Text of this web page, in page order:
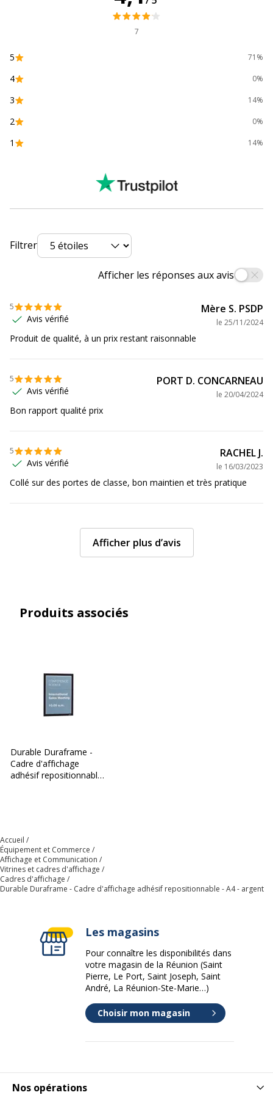
4005546406039
Référence produit fabricant
Dimensions et poids
Hauteur
236 mm
7
5 71%
4 0%
3 14%
2 0%
1 14%
Filtrer
Afficher les réponses aux avis
5
Avis vérifié
Mère S. PSDP
le 25/11/2024
Produit de qualité, à un prix restant raisonnable
5
Avis vérifié
PORT D. CONCARNEAU
le 20/04/2024
Bon rapport qualité prix
5
Avis vérifié
RACHEL J.
le 16/03/2023
Collé sur des portes de classe, bon maintien et très pratique
Afficher plus d’avis
Produits associés
Durable Duraframe -
Cadre d'affichage
adhésif repositionnable
Accueil
Équipement et Commerce
Affichage et Communication
Vitrines et cadres d'affichage
Cadres d'affichage
Durable Duraframe - Cadre d'affichage adhésif repositionnable - A4 - argent
Nos opérations
Les magasins
Pour connaître les disponibilités dans
votre magasin de la Réunion (Saint
Pierre, Le Port, Saint Joseph, Saint
André, La Réunion-Ste-Marie…)
Choisir mon magasin